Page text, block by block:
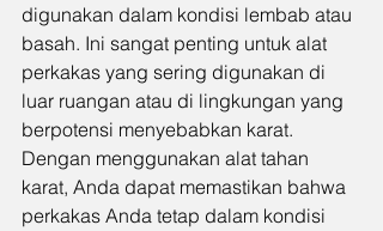
digunakan dalam kondisi lembab atau
basah. Ini sangat penting untuk alat
perkakas yang sering digunakan di
luar ruangan atau di lingkungan yang
berpotensi menyebabkan karat.
Dengan menggunakan alat tahan
karat, Anda dapat memastikan bahwa
perkakas Anda tetap dalam kondisi